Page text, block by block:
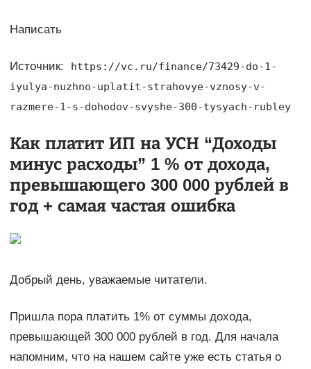
Написать
Источник:
https://vc.ru/finance/73429-do-1-
iyulya-nuzhno-uplatit-strahovye-vznosy-v-
razmere-1-s-dohodov-svyshe-300-tysyach-rubley
Как платит ИП на УСН “Доходы
минус расходы” 1 % от дохода,
превышающего 300 000 рублей в
год + самая частая ошибка
Добрый день, уважаемые читатели.
Пришла пора платить 1% от суммы дохода,
превышающей 300 000 рублей в год. Для начала
напомним, что на нашем сайте уже есть статья о